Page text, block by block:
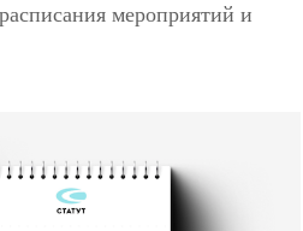
мероприятий и